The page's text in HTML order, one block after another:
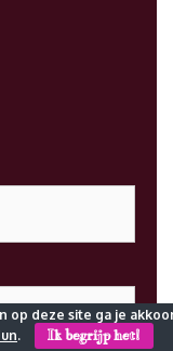
op deze site ga je
. Ik begrijp het!